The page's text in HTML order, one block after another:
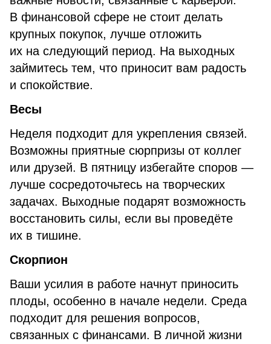
В финансовой сфере не стоит делать
крупных покупок, лучше отложить
их на следующий период. На выходных
займитесь тем, что приносит вам радость
и спокойствие.
Весы
Неделя подходит для укрепления связей.
Возможны приятные сюрпризы от коллег
или друзей. В пятницу избегайте споров —
лучше сосредоточьтесь на творческих
задачах. Выходные подарят возможность
восстановить силы, если вы проведёте
их в тишине.
Скорпион
Ваши усилия в работе начнут приносить
плоды, особенно в начале недели. Среда
подходит для решения вопросов,
связанных с финансами. В личной жизни